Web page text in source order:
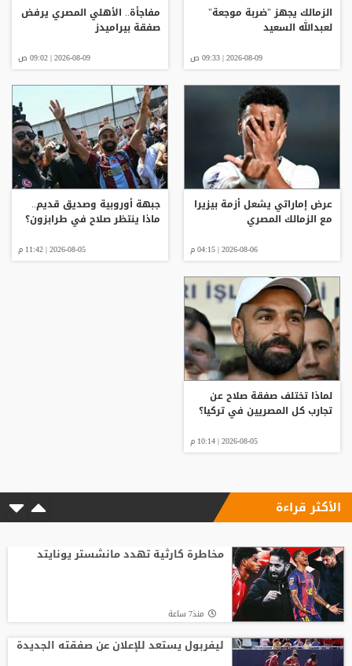
الزمالك يجهز "ضربة موجعة"
لعبدالله السعيد
2026-08-09 | 09:33 ص
مفاجأة.. الأهلي المصري يرفض
صفقة بيراميدز
2026-08-09 | 09:02 ص
عرض إماراتي يشعل أزمة بيزيرا
مع الزمالك المصري
2026-08-06 | 04:15 م
جبهة أوروبية وصديق قديم..
ماذا ينتظر صلاح في طرابزون؟
2026-08-05 | 11:42 م
لماذا تختلف صفقة صلاح عن
تجارب كل المصريين في تركيا؟
2026-08-05 | 10:14 م
الأكثر قراءة
مخاطرة كارثية تهدد مانشستر يونايتد
منذ7 ساعة
ليفربول يستعد للإعلان عن صفقته الجديدة